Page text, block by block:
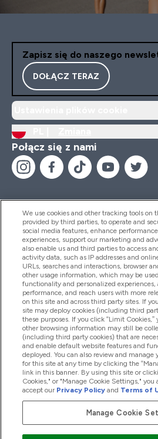
Zapisz się do naszego
DOŁĄCZ TERAZ
Połącz się z nami
Pomoc I Informacja
Produkty
Informacje O Firmie
Okazje W Myprotein
2026 The Hut.com Ltd
We use cookies and other tracking tools on
provided by third parties, to operate and
social media features, enhance
experiences, support our marketing and
also enable us and third parties to access
activity data, such as IP addresses and
URLs, searches and interactions, browser
other usage information, which may be
functionality and personalized
performance, and reach users with more
on this site and across third party sites. If
site may deploy cookies (including third
these purposes. If you click “Limit Cookies,”
other browsing information may still be
(including third party cookies) that are
and enable default website features and
deployed. You can also review and manage
for this site at any time by clicking the
link in this banner. By using this site or
Cookies," or "Manage Cookie Settings," you
accept our Privacy Policy and Terms of
Manage Cookie